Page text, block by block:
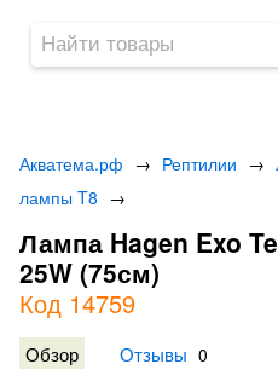
Акватема.рф → Рептилии →
лампы T8 →
Лампа Hagen Exo
25W (75см)
Код 14759
Обзор Отзывы 0